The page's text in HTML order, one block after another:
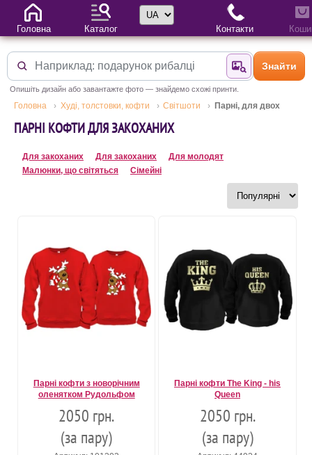
Знайти за
Знайти
Опишіть дизайн або завантажте фото — знайдемо схожі принти.
Головна Худі, толстовки, кофти Світшоти Парні, для двох
ПАРНІ КОФТИ ДЛЯ ЗАКОХАНИХ
Для закоханих Для закоханих
Для молодят
Малюнки, що світяться
Сімейні
Парні кофти з новорічним
оленятком Рудольфом
2050 грн.
(за пару)
Парні кофти The King - his
Queen
2050 грн.
(за пару)
Головна Каталог
Вибір мови
Контакти